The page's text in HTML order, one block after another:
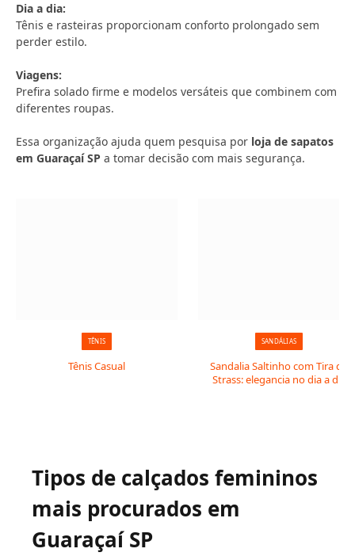
Dia a dia:
Tênis e rasteiras proporcionam conforto prolongado sem
perder estilo.
Viagens:
Prefira solado firme e modelos versáteis que combinem com
diferentes roupas.
Essa organização ajuda quem pesquisa por loja de sapatos
em Guaraçaí SP a tomar decisão com mais segurança.
TÊNIS
Tênis Casual
SANDÁLIAS
Sandalia Saltinho com Tira de
Strass: elegancia no dia a dia
Tipos de calçados femininos
mais procurados em
Guaraçaí SP